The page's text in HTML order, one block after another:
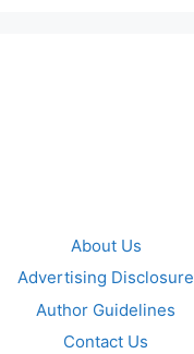
About Us
Advertising Disclosure
Author Guidelines
Contact Us